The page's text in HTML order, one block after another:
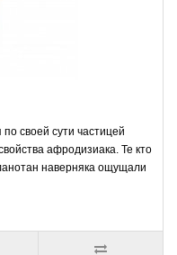
своей сути частицей
афродизиака. Те кто
наверняка ощущали